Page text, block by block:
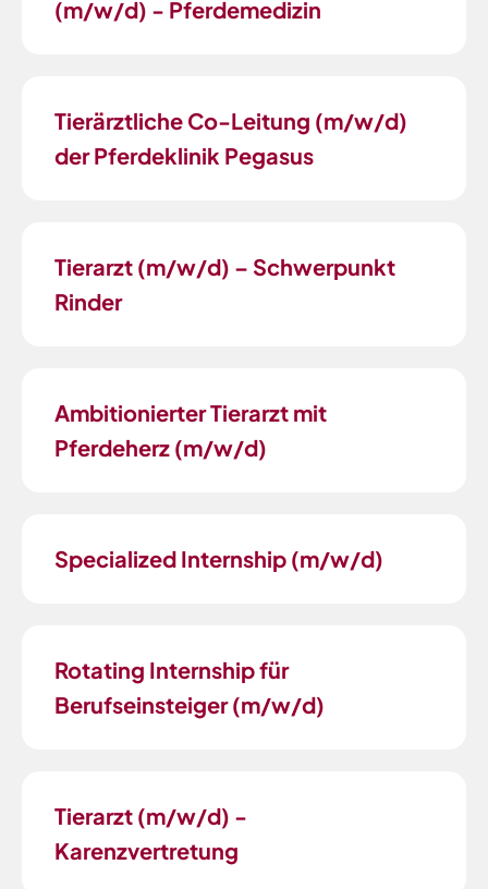
(m/w/d) - Pferdemedizin
Tierärztliche Co-Leitung (m/w/d)
der Pferdeklinik Pegasus
Tierarzt (m/w/d) – Schwerpunkt
Rinder
Ambitionierter Tierarzt mit
Pferdeherz (m/w/d)
Specialized Internship (m/w/d)
Rotating Internship für
Berufseinsteiger (m/w/d)
Tierarzt (m/w/d) -
Karenzvertretung